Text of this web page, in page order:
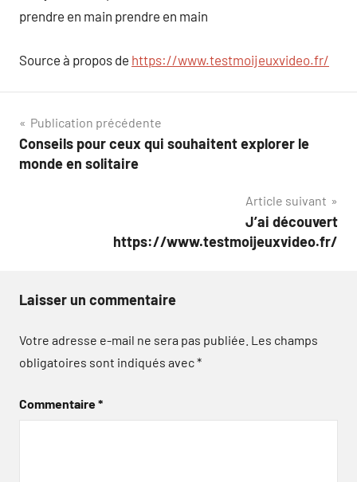
prendre en main prendre en main
Source à propos de https://www.testmoijeuxvideo.fr/
Navigation
de
Publication précédente
Conseils pour ceux qui souhaitent explorer le
monde en solitaire
Article suivant
J’ai découvert
https://www.testmoijeuxvideo.fr/
Laisser un commentaire
Votre adresse e-mail ne sera pas publiée. Les champs
obligatoires sont indiqués avec*
Commentaire*